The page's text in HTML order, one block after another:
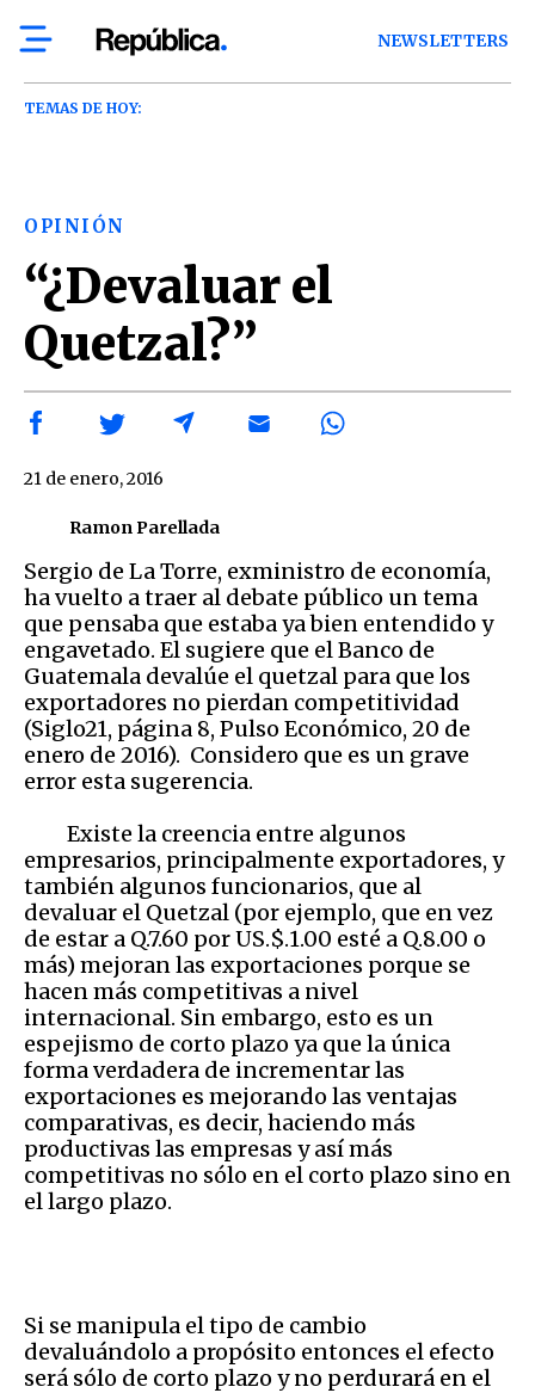
NEWSLETTERS
TEMAS DE HOY:
OPINIÓN
“¿Devaluar el
Quetzal?”
Ramon Parellada
21 de enero, 2016
Sergio de La Torre, exministro de economía,
ha vuelto a traer al debate público un tema
que pensaba que estaba ya bien entendido y
engavetado. El sugiere que el Banco de
Guatemala devalúe el quetzal para que los
exportadores no pierdan competitividad
(Siglo21, página 8, Pulso Económico, 20 de
enero de 2016). Considero que es un grave
error esta sugerencia.
Existe la creencia entre algunos
empresarios, principalmente exportadores, y
también algunos funcionarios, que al
devaluar el Quetzal (por ejemplo, que en vez
de estar a Q.7.60 por US.$.1.00 esté a Q.8.00 o
más) mejoran las exportaciones porque se
hacen más competitivas a nivel
internacional. Sin embargo, esto es un
espejismo de corto plazo ya que la única
forma verdadera de incrementar las
exportaciones es mejorando las ventajas
comparativas, es decir, haciendo más
productivas las empresas y así más
competitivas no sólo en el corto plazo sino en
el largo plazo.
Si se manipula el tipo de cambio
devaluándolo a propósito entonces el efecto
será sólo de corto plazo y no perdurará en el